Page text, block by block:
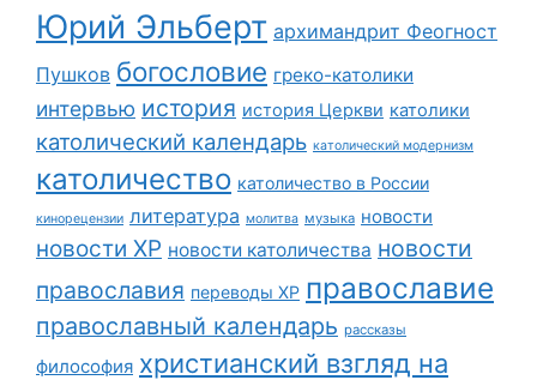
Юрий Эльберт архимандрит Феогност
Пушков богословие греко-католики
интервью история история Церкви католики
католический календарь католический модернизм
католичество католичество в России
кинорецензии литература молитва музыка новости
новости ХР новости католичества новости
православия переводы ХР православие
православный календарь рассказы
философия христианский взгляд на